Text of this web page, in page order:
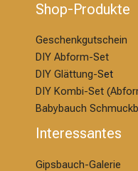
Shop-Produkte
Geschenkgutschein
DIY Abform-Set
DIY Glättung-Set
DIY Kombi-Set
Babybauch
Interessantes
Gipsbauch-Galerie